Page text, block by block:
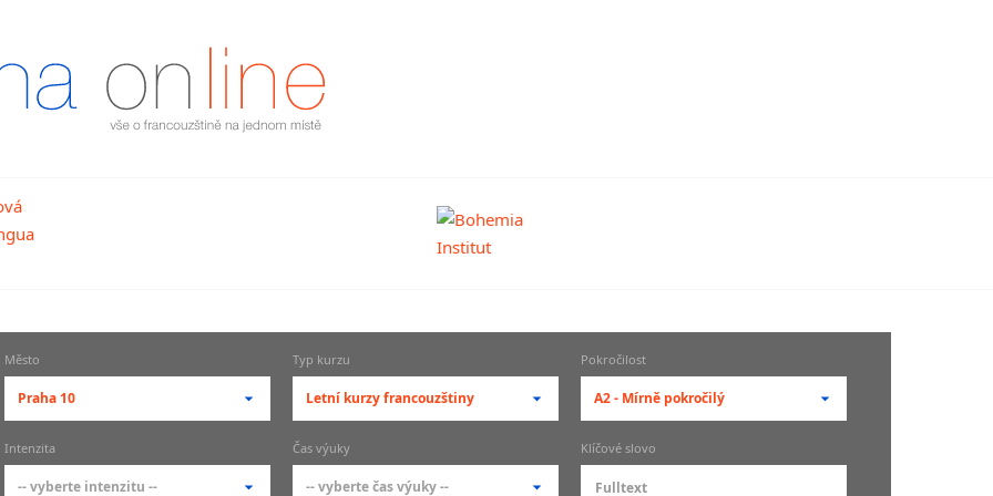
Město
Praha 10
-- vyberte město --
pražské městské části
Typ kurzu
Letní kurzy francouzštiny
-- vyberte typ --
základní členění kurzů
Pokročilost
A2 - Mírně pokročilý
-- vyberte pokročilost --
Intenzita
-- vyberte intenzitu --
Čas výuky
-- vyberte čas výuky --
Klíčové slovo